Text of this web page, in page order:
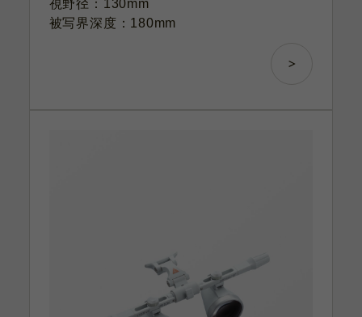
視野径：130mm
被写界深度：180mm